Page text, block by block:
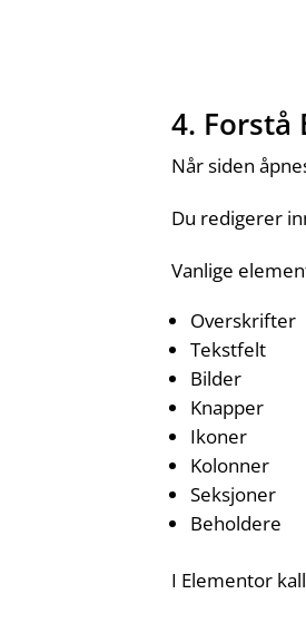
4. Forstå
Når siden
Du redigerer
Vanlige
Overskrifter
Tekstfelt
Bilder
Knapper
Ikoner
Kolonner
Seksjoner
Beholdere
I Elementor